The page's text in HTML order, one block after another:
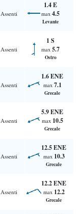
Assenti
1.4 E
max 4.5
Levante
Assenti
1 S
max 5.7
Ostro
Assenti
1.6 ENE
max 7.1
Grecale
Assenti
5.9 ENE
max 10.5
Grecale
Assenti
12.5 ENE
max 10.3
Grecale
Assenti
12.2 ENE
max 12.2
Grecale